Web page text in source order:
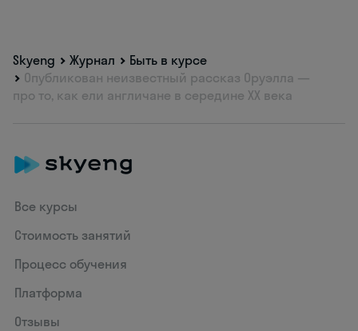
Skyeng Журнал
Быть в курсе
Опубликован неизвестный рассказ Оруэлла —
про то, как ели англичане в середине XX века
Все курсы
Стоимость занятий
Процесс обучения
Платформа
Отзывы